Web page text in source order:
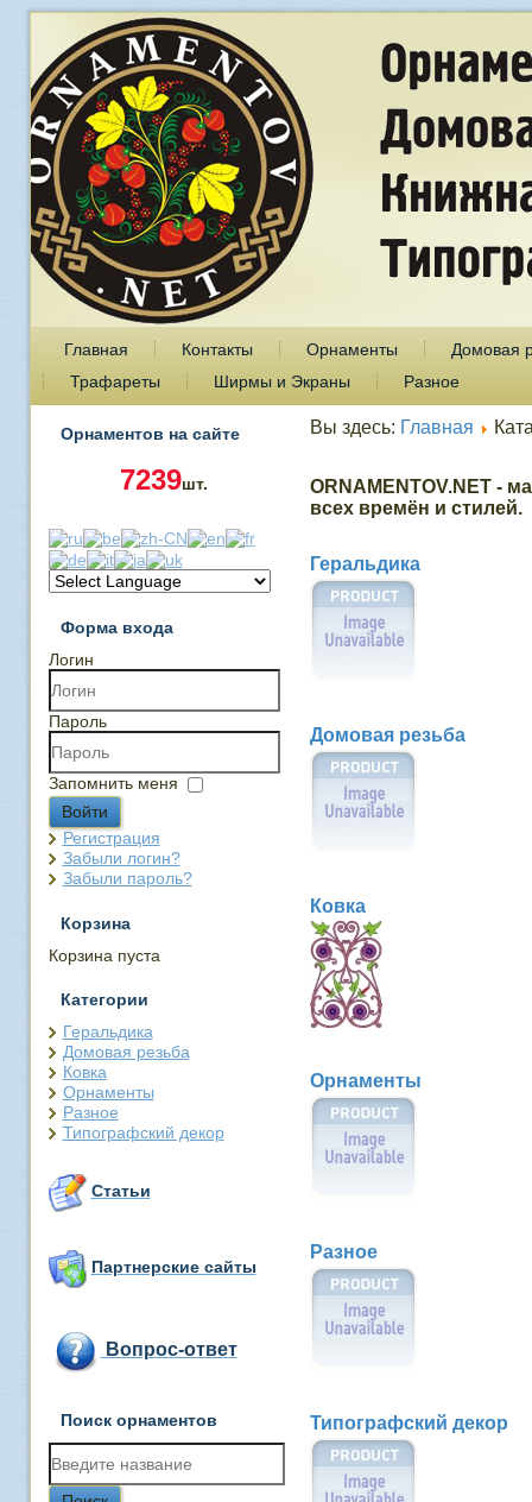
Главная Контакты Орнаменты
Домовая
Трафареты
Ширмы и Экраны Разное
Орнаментов на сайте
7239шт.
Форма входа
Логин
Пароль
Запомнить меня
Войти
Регистрация
Забыли логин?
Забыли пароль?
Корзина
Корзина пуста
Категории
Геральдика
Домовая резьба
Ковка
Орнаменты
Разное
Типографский декор
Статьи
Партнерские сайты
Вопрос-ответ
Поиск орнаментов
Вы здесь: Главная
ORNAMENTOV.NET -
всех времён и стилей.
Геральдика
Домовая резьба
Ковка
Орнаменты
Разное
Типографский декор